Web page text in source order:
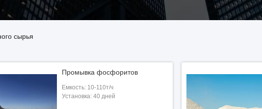
сырья
Промывка фосфоритов
Емкость: 10-110т/ч
Установка: 40 дней